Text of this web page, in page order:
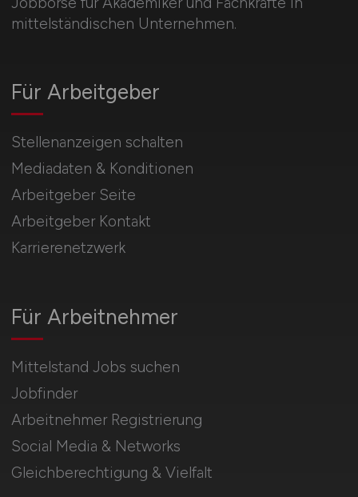
mittelständischen Unternehmen.
Für Arbeitnehmer
Mittelstand Jobs suchen
Jobfinder
Arbeitnehmer Registrierung
Social Media & Networks
Gleichberechtigung & Vielfalt
Für Arbeitgeber
Stellenanzeigen schalten
Mediadaten & Konditionen
Arbeitgeber Seite
Arbeitgeber Kontakt
Karrierenetzwerk